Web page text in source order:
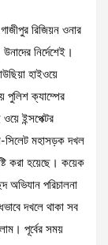
রিজিয়ন ওনার
নির্দেশেই।
হাইওয়ে
পুলিশ ক্যাম্পের
ইন্সপেক্টর
সিলেট মহাসড়ক দখল
করা হয়েছে। কয়েক
অভিযান পরিচালনা
দখলে থাকা সব
পূর্বের সময়